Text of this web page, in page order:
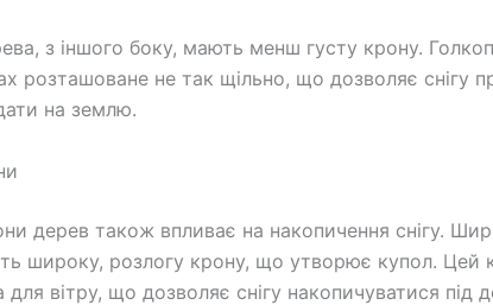
з іншого боку, мають менш густу крону.
розташоване не так щільно, що дозволяє снігу
на землю.
дерев також впливає на накопичення снігу.
широку, розлогу крону, що утворює купол. Цей
вітру, що дозволяє снігу накопичуватися під